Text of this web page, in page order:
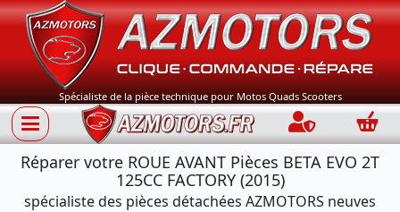
Spécialiste de la pièce technique pour Motos Quads Scooters
Connection
Réparer votre ROUE AVANT Pièces BETA EVO 2T
125CC FACTORY (2015)
spécialiste des pièces détachées AZMOTORS neuves